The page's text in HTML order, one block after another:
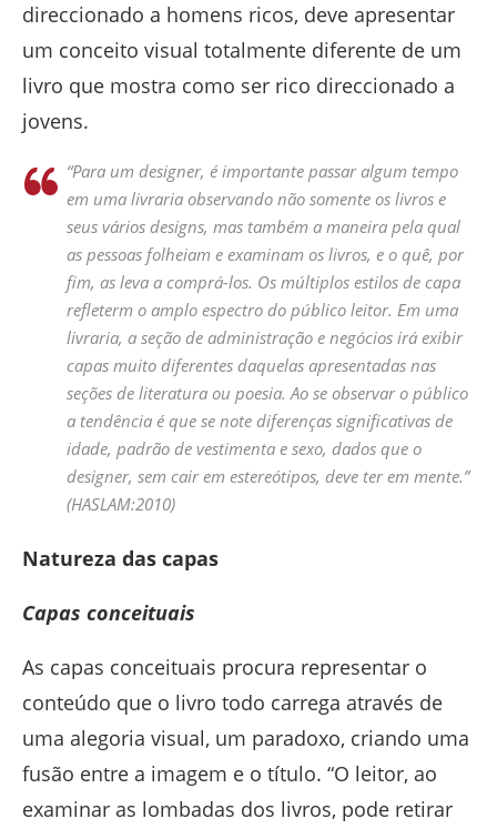
direccionado a homens ricos, deve apresentar
um conceito visual totalmente diferente de um
livro que mostra como ser rico direccionado a
jovens.
“Para um designer, é importante passar algum tempo
em uma livraria observando não somente os livros e
seus vários designs, mas também a maneira pela qual
as pessoas folheiam e examinam os livros, e o quê, por
fim, as leva a comprá-los. Os múltiplos estilos de capa
refleterm o amplo espectro do público leitor. Em uma
livraria, a seção de administração e negócios irá exibir
capas muito diferentes daquelas apresentadas nas
seções de literatura ou poesia. Ao se observar o público
a tendência é que se note diferenças significativas de
idade, padrão de vestimenta e sexo, dados que o
designer, sem cair em estereótipos, deve ter em mente.”
(HASLAM:2010)
Natureza das capas
Capas conceituais
As capas conceituais procura representar o
conteúdo que o livro todo carrega através de
uma alegoria visual, um paradoxo, criando uma
fusão entre a imagem e o título. “O leitor, ao
examinar as lombadas dos livros, pode retirar